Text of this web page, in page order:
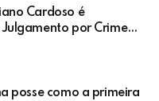
Cardoso é
por Crime
posse como a primeira